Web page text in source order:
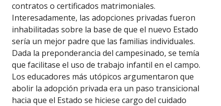
contratos o certificados matrimoniales.
Interesadamente, las adopciones privadas fueron
inhabilitadas sobre la base de que el nuevo Estado
sería un mejor padre que las familias individuales.
Dada la preponderancia del campesinado, se temía
que facilitase el uso de trabajo infantil en el campo.
Los educadores más utópicos argumentaron que
abolir la adopción privada era un paso transicional
hacia que el Estado se hiciese cargo del cuidado